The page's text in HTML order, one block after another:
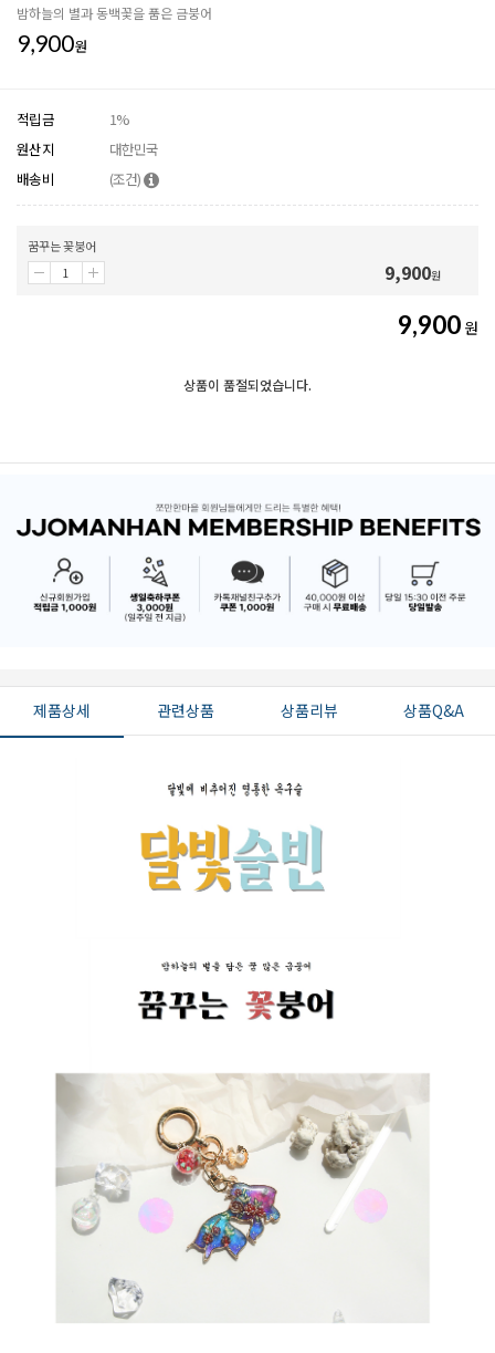
밤하늘의 별과 동백꽃을 품은 금붕어
9,900원
적립금
1%
원산지
대한민국
배송비
(조건)
꿈꾸는 꽃붕어
9,900원
9,900 원
상품이 품절되었습니다.
제품상세 관련상품 상품리뷰 상품Q&A